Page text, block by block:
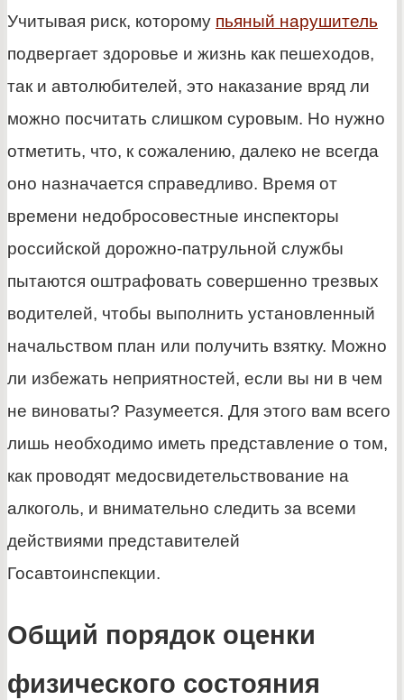
Учитывая риск, которому пьяный нарушитель
подвергает здоровье и жизнь как пешеходов,
так и автолюбителей, это наказание вряд ли
можно посчитать слишком суровым. Но нужно
отметить, что, к сожалению, далеко не всегда
оно назначается справедливо. Время от
времени недобросовестные инспекторы
российской дорожно-патрульной службы
пытаются оштрафовать совершенно трезвых
водителей, чтобы выполнить установленный
начальством план или получить взятку. Можно
ли избежать неприятностей, если вы ни в чем
не виноваты? Разумеется. Для этого вам всего
лишь необходимо иметь представление о том,
как проводят медосвидетельствование на
алкоголь, и внимательно следить за всеми
действиями представителей
Госавтоинспекции.
Общий порядок оценки
физического состояния